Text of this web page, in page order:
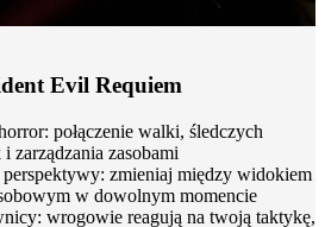
Evil Requiem
połączenie walki, śledczych
zarządzania zasobami
perspektywy: zmieniaj między widokiem
w dowolnym momencie
wrogowie reagują na twoją taktykę,